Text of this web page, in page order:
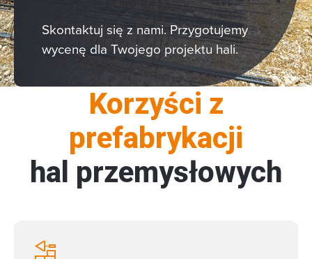
Skontaktuj się z nami.Przygotujemy
wycenę dla Twojego projektu hali.
Korzyści z
prefabrykacji
hal przemysłowych